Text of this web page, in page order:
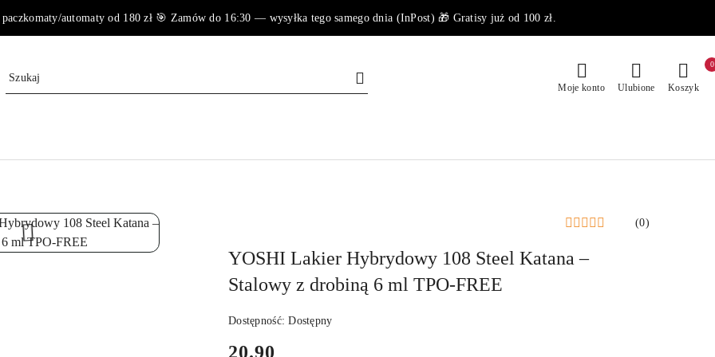
paczkomaty/automaty od 180 zł 🎯 Zamów do 16:30 — wysyłka tego samego dnia (InPost) 🎁 Gratisy już od 100 zł.
Moje konto Ulubione Koszyk
0
(0)
YOSHI Lakier Hybrydowy 108 Steel Katana –
Stalowy z drobiną 6 ml TPO-FREE
Dostępność:Dostępny
cena:
20.90